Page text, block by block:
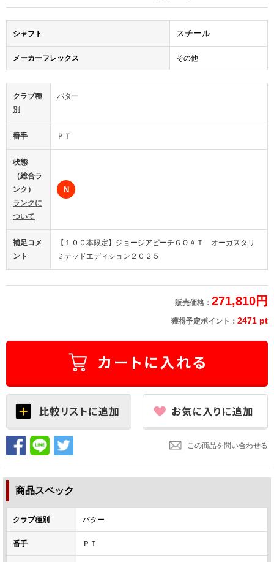
シャフト スチール
メーカーフレックス その他
クラブ種
別
パター
番手 ＰＴ
状態
（総合ラ
ンク）
ランクに
ついて
N
補足コメ
ント
【１００本限定】ジョージアピーチＧＯＡＴ オーガスタリ
ミテッドエディション２０２５
販売価格： 271,810円
獲得予定ポイント： 2471 pt
この商品を問い合わせる
商品スペック
クラブ種別 パター
番手 ＰＴ